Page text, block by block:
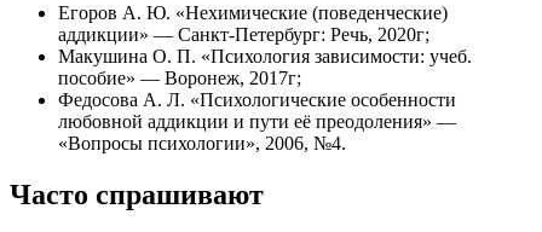
Егоров А. Ю. «Нехимические (поведенческие)
аддикции» — Санкт-Петербург: Речь, 2020г;
Макушина О. П. «Психология зависимости: учеб.
пособие» — Воронеж, 2017г;
Федосова А. Л. «Психологические особенности
любовной аддикции и пути её преодоления» —
«Вопросы психологии», 2006, №4.
Часто спрашивают